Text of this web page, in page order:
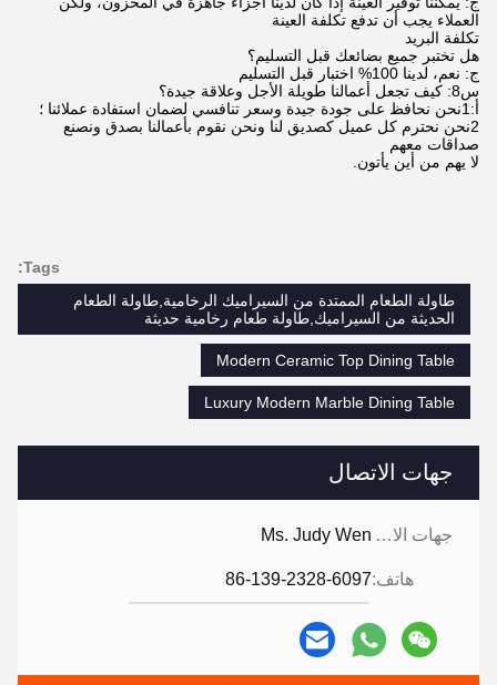
العملاء يجب أن تدفع تكلفة العينة
تكلفة البريد
هل تختبر جميع بضائعك قبل التسليم؟
ج: نعم، لدينا 100% اختبار قبل التسليم
س8: كيف تجعل أعمالنا طويلة الأجل وعلاقة جيدة؟
أ:1نحن نحافظ على جودة جيدة وسعر تنافسي لضمان استفادة عملائنا ؛
2نحن نحترم كل عميل كصديق لنا ونحن نقوم بأعمالنا بصدق ونصنع
صداقات معهم
لا يهم من أين يأتون.
Modern Ceramic Top Dining Table